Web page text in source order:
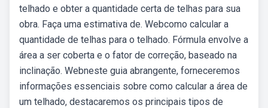
telhado e obter a quantidade certa de telhas para sua
obra. Faça uma estimativa de. Webcomo calcular a
quantidade de telhas para o telhado. Fórmula envolve a
área a ser coberta e o fator de correção, baseado na
inclinação. Webneste guia abrangente, forneceremos
informações essenciais sobre como calcular a área de
um telhado, destacaremos os principais tipos de